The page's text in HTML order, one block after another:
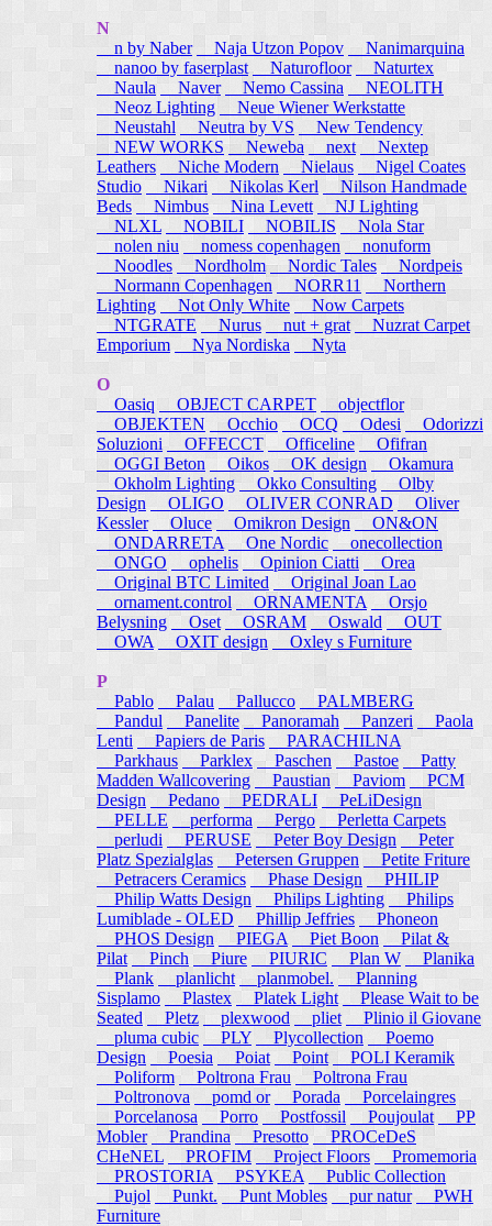
N
n by Naber
Naja Utzon Popov
Nanimarquina
nanoo by faserplast
Naturofloor
Naturtex
Naula
Naver Nemo Cassina
NEOLITH
Neoz Lighting
Neue Wiener Werkstatte
Neustahl
Neutra by VS
New Tendency
NEW WORKS
Neweba next
Nextep
Leathers
Niche Modern Nielaus
Nigel Coates
Studio
Nikari Nikolas Kerl
Nilson Handmade
Beds
Nimbus Nina Levett
NJ Lighting
NLXL
NOBILI NOBILIS
Nola Star
nolen niu
nomess copenhagen
nonuform
Noodles
Nordholm Nordic Tales
Nordpeis
Normann Copenhagen
NORR11
Northern
Lighting
Not Only White
Now Carpets
NTGRATE
Nurus nut + grat
Nuzrat Carpet
Emporium
Nya Nordiska Nyta
O
Oasiq
OBJECT CARPET
objectflor
OBJEKTEN
Occhio OCQ Odesi
Odorizzi
Soluzioni
OFFECCT Officeline
Ofifran
OGGI Beton
Oikos OK design
Okamura
Okholm Lighting
Okko Consulting
Olby
Design
OLIGO OLIVER CONRAD
Oliver
Kessler
Oluce Omikron Design
ON&ON
ONDARRETA
One Nordic
onecollection
ONGO
ophelis Opinion Ciatti
Orea
Original BTC Limited
Original Joan Lao
ornament.control
ORNAMENTA
Orsjo
Belysning
Oset OSRAM Oswald
OUT
OWA
OXIT design Oxley s Furniture
P
Pablo
Palau Pallucco
PALMBERG
Pandul
Panelite Panoramah Panzeri
Paola
Lenti
Papiers de Paris
PARACHILNA
Parkhaus
Parklex Paschen Pastoe
Patty
Madden Wallcovering
Paustian Paviom
PCM
Design
Pedano PEDRALI
PeLiDesign
PELLE
performa Pergo
Perletta Carpets
perludi
PERUSE Peter Boy Design
Peter
Platz Spezialglas
Petersen Gruppen
Petite Friture
Petracers Ceramics
Phase Design
PHILIP
Philip Watts Design
Philips Lighting
Philips
Lumiblade - OLED
Phillip Jeffries
Phoneon
PHOS Design
PIEGA Piet Boon
Pilat &
Pilat
Pinch Piure PIURIC Plan W
Planika
Plank
planlicht planmobel. Planning
Sisplamo
Plastex Platek Light
Please Wait to be
Seated
Pletz plexwood pliet
Plinio il Giovane
pluma cubic
PLY Plycollection
Poemo
Design
Poesia Poiat Point
POLI Keramik
Poliform
Poltrona Frau
Poltrona Frau
Poltronova
pomd or Porada
Porcelaingres
Porcelanosa
Porro Postfossil Poujoulat
PP
Mobler
Prandina Presotto
PROCeDeS
CHeNEL
PROFIM Project Floors
Promemoria
PROSTORIA
PSYKEA
Public Collection
Pujol
Punkt. Punt Mobles pur natur
PWH
Furniture